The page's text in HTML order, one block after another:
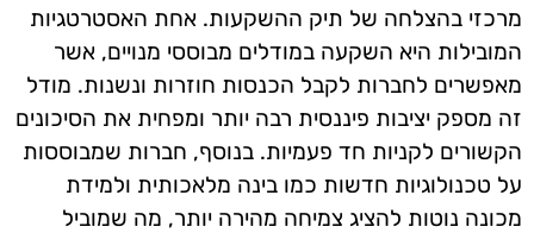
מרכזי בהצלחה של תיק ההשקעות. אחת האסטרטגיות
המובילות היא השקעה במודלים מבוססי מנויים, אשר
מאפשרים לחברות לקבל הכנסות חוזרות ונשנות. מודל
זה מספק יציבות פיננסית רבה יותר ומפחית את הסיכונים
הקשורים לקניות חד פעמיות. בנוסף, חברות שמבוססות
על טכנולוגיות חדשות כמו בינה מלאכותית ולמידת
מכונה נוטות להציג צמיחה מהירה יותר, מה שמוביל